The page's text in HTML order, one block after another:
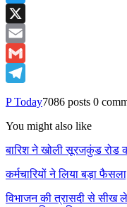
Twitter
X
Email
Gmail
P Today7086 posts 0
You might also like
बारिश ने खोली सूरजकुंड रोड
कर्मचारियों ने लिया बड़ा
विभाजन की त्रासदी से सीख